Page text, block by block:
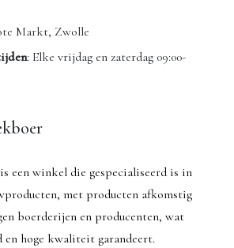
Markt, Zwolle
: Elke vrijdag en zaterdag 09:00-
een winkel die gespecialiseerd is in
met producten afkomstig
boerderijen en producenten, wat
en hoge kwaliteit garandeert.